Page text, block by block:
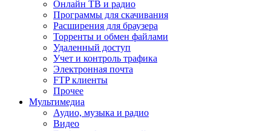
Онлайн ТВ и радио
Программы для скачивания
Расширения для браузера
Торренты и обмен файлами
Удаленный доступ
Учет и контроль трафика
Электронная почта
FTP клиенты
Прочее
Мультимедиа
Аудио, музыка и радио
Видео